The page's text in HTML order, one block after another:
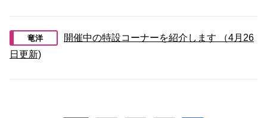
竜洋
開催中の特設コーナーを紹介します （4月26
日更新)